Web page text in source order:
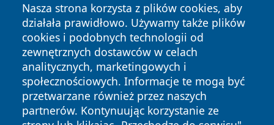
Nasza strona korzysta z plików cookies, aby
działała prawidłowo. Używamy także plików
cookies i podobnych technologii od
zewnętrznych dostawców w celach
analitycznych, marketingowych i
społecznościowych. Informacje te mogą być
przetwarzane również przez naszych
partnerów. Kontynuując korzystanie ze
Copyright © 2026 kochamsiedlce.pl Wszystkie prawa
zastrzeżone.
News Autorzy
Polityka
Polityka